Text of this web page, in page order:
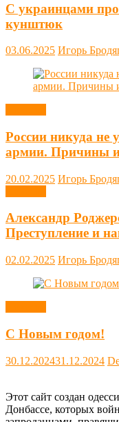
С украинцами
кунштюк
03.06.2025 Игорь
России никуда не
армии. Причины и
20.02.2025 Игорь
Александр
Преступление и
02.02.2025 Игорь
С Новым годом!
30.12.202431.12.2024
Этот сайт создан
Донбассе, которых